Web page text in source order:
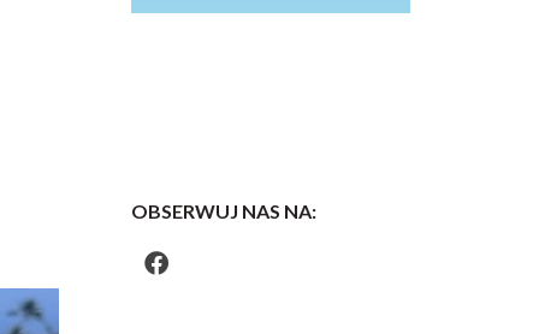
OBSERWUJ NAS NA: